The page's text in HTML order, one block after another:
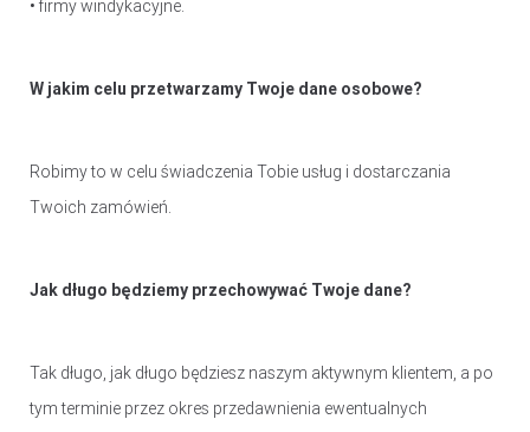
• firmy windykacyjne.
W jakim celu przetwarzamy Twoje dane osobowe?
Robimy to w celu świadczenia Tobie usług i dostarczania
Twoich zamówień.
Jak długo będziemy przechowywać Twoje dane?
Tak długo, jak długo będziesz naszym aktywnym klientem, a po
tym terminie przez okres przedawnienia ewentualnych